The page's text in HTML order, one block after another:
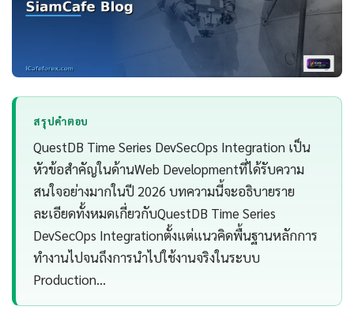
สรุปคำตอบ
QuestDB Time Series DevSecOps Integration เป็น
หัวข้อสำคัญในด้านWeb Developmentที่ได้รับความ
สนใจอย่างมากในปี 2026 บทความนี้จะอธิบายราย
ละเอียดทั้งหมดเกี่ยวกับQuestDB Time Series
DevSecOps Integrationตั้งแต่แนวคิดพื้นฐานหลักการ
ทำงานไปจนถึงการนำไปใช้งานจริงในระบบ
Production…